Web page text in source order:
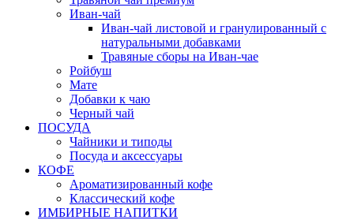
Иван-чай
Иван-чай листовой и гранулированный с
натуральными добавками
Травяные сборы на Иван-чае
Ройбуш
Мате
Добавки к чаю
Черный чай
ПОСУДА
Чайники и типоды
Посуда и аксессуары
КОФЕ
Ароматизированный кофе
Классический кофе
ИМБИРНЫЕ НАПИТКИ